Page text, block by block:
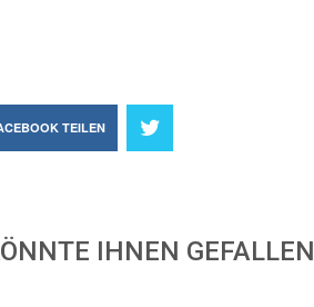
TEILEN
IHNEN GEFALLEN